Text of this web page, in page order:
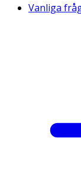
Vanliga